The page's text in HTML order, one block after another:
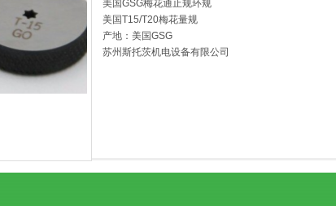
美国GSG梅花通止规环规
美国T15/T20梅花量规
产地：美国GSG
苏州斯托茨机电设备有限公司